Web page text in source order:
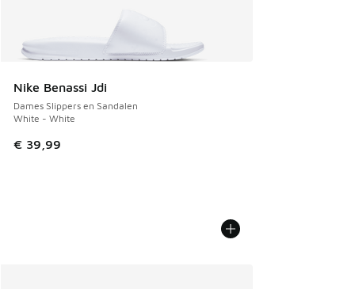
Nike Benassi Jdi
Dames Slippers en Sandalen
White - White
€ 39,99